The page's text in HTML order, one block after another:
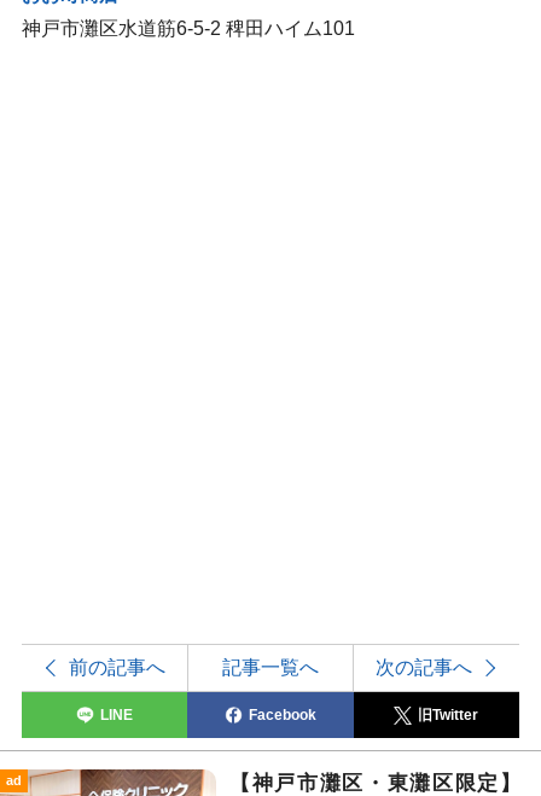
神戸市灘区水道筋6-5-2 稗田ハイム101
前の記事へ 記事一覧へ 次の記事へ
LINE Facebook 旧Twitter
ad
【神戸市灘区・東灘区限定】